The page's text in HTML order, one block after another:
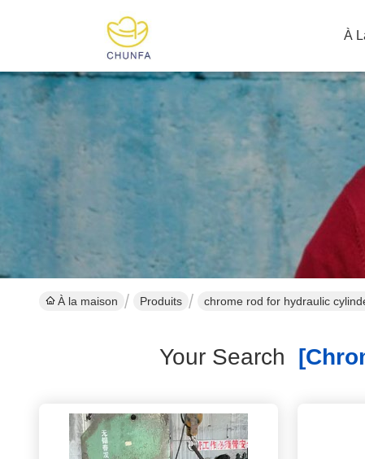
À
À la maison Produits chrome rod for hydraulic
Your Search